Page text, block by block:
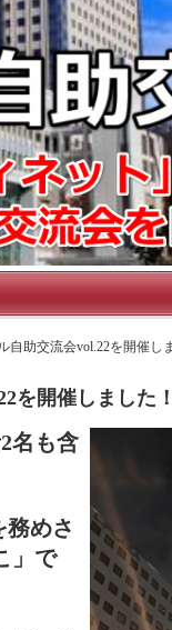
自助交流会vol.22を開催し
を開催しました
名も含
務めさ
」で